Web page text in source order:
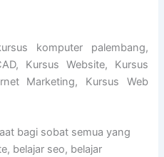
komputer palembang,
Kursus Website, Kursus
Marketing, Kursus Web
bagi sobat semua yang
belajar seo, belajar